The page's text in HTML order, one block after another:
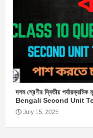
দশম শ্রেণীর দ্বিতীয়
Bengali Second Unit
July 15, 2025